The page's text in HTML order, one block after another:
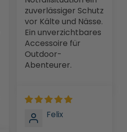
zuverlässiger Schutz
vor Kälte und Nässe.
Ein unverzichtbares
Accessoire für
Outdoor-
Abenteurer.
Felix